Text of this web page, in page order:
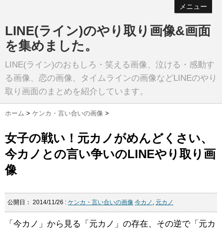
メニュー
LINE(ライン)のやり取り画像&画面
を集めました。
LINE(ライン)のおもしろ・笑える画像、泣ける・感動す
る画像、恋の画像、タイムラインの画像などLINEのやり
取り画面のまとめを紹介しています。
ホーム > ケンカ・言い合いの画像 >
女子の戦い！元カノがめんどくさい、
今カノとの言い争いのLINEやり取り画
像
公開日： 2014/11/26 : ケンカ・言い合いの画像 今カノ , 元カノ
「今カノ」から見る「元カノ」の存在、その逆で「元カ